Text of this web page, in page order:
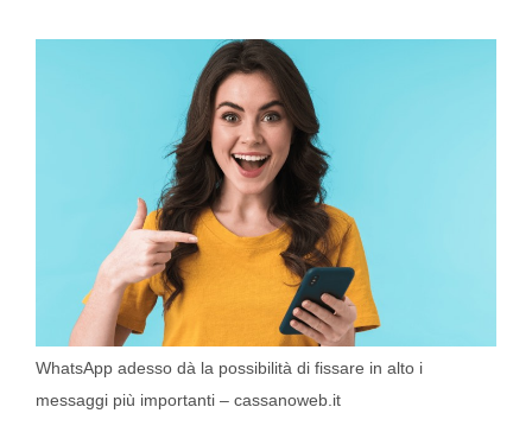
WhatsApp adesso dà la possibilità di fissare in alto i
messaggi più importanti – cassanoweb.it